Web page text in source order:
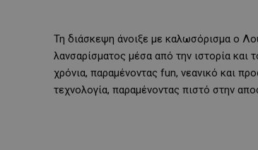
Τη διάσκεψη άνοιξε με καλωσόρισμα ο
λανσαρίσματος μέσα από την ιστορία και
χρόνια, παραμένοντας fun, νεανικό και
τεχνολογία, παραμένοντας πιστό στην